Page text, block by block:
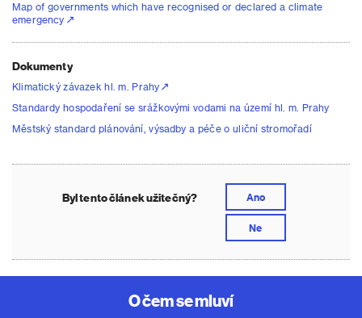
Map of governments which have recognised or declared a climate
emergency
Dokumenty
Klimatický závazek hl. m. Prahy
Standardy hospodaření se srážkovými vodami na území hl. m. Prahy
Městský standard plánování, výsadby a péče o uliční stromořadí
Byl tento článek užitečný? Ano
Ne
O čem se mluví